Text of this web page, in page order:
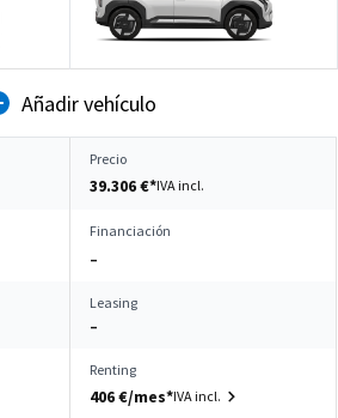
Añadir vehículo
Precio
39.306 €*IVA incl.
Financiación
–
Leasing
–
Renting
406 €/mes*IVA incl.